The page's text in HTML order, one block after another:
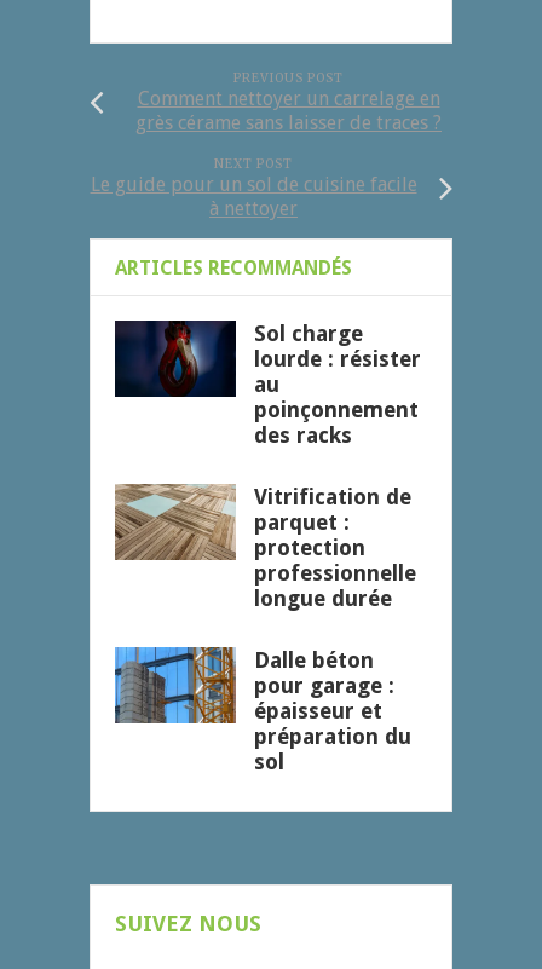
PREVIOUS POST
Comment nettoyer un carrelage en
grès cérame sans laisser de traces ?
NEXT POST
Le guide pour un sol de cuisine facile
à nettoyer
ARTICLES RECOMMANDÉS
Sol charge
lourde : résister
au
poinçonnement
des racks
Vitrification de
parquet :
protection
professionnelle
longue durée
Dalle béton
pour garage :
épaisseur et
préparation du
sol
SUIVEZ NOUS